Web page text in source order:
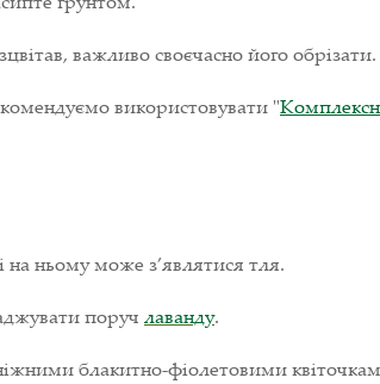
важливо своєчасно його обрізати.
використовувати "
на ньому може з’являтися тля.
поруч лаванду.
блакитно-фіолетовими